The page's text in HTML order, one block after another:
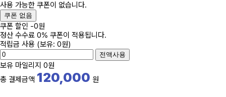
사용 가능한 쿠폰이 없습니다.
쿠폰 없음
쿠폰 할인 -0원
정산 수수료 0% 쿠폰이 적용됩니다.
적립금 사용 (보유: 0원)
전액사용
보유 마일리지 0원
총 결제금액 120,000 원